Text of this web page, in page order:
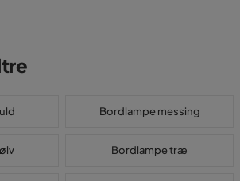
Bordlampe messing
Bordlampe træ